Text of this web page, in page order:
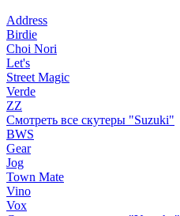
Address
Birdie
Choi Nori
Let's
Street Magic
Verde
ZZ
Смотреть все скутеры "Suzuki"
BWS
Gear
Jog
Town Mate
Vino
Vox